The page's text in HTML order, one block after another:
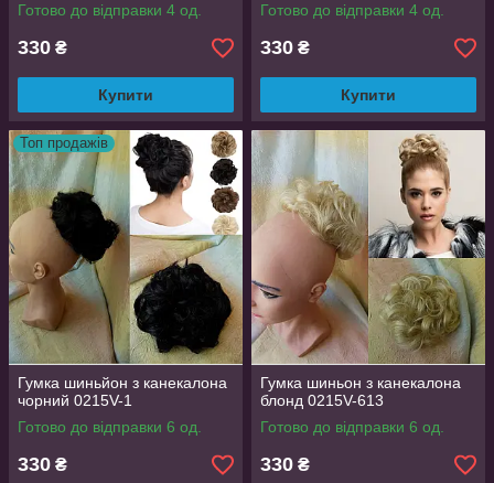
Готово до відправки 4 од.
330 ₴
Купити
Готово до відправки 4 од.
330 ₴
Купити
Топ продажів
Гумка шиньйон з канекалона
чорний 0215V-1
Готово до відправки 6 од.
330 ₴
Гумка шиньон з канекалона
блонд 0215V-613
Готово до відправки 6 од.
330 ₴